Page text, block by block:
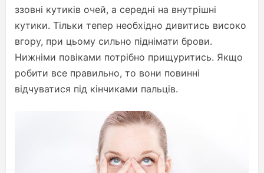
ззовні кутиків очей, а середні на внутрішні
кутики. Тільки тепер необхідно дивитись високо
вгору, при цьому сильно піднімати брови.
Нижніми повіками потрібно прищуритись. Якщо
робити все правильно, то вони повинні
відчуватися під кінчиками пальців.